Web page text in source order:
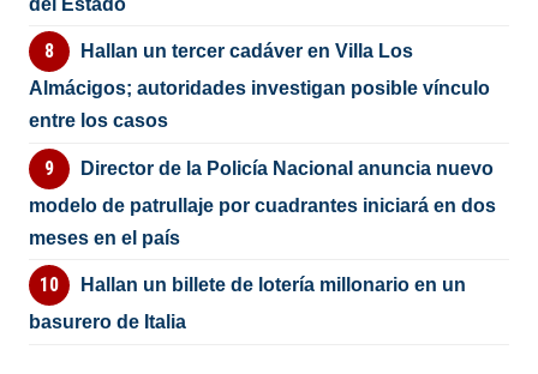
Hallan un tercer cadáver en Villa Los
Almácigos; autoridades investigan posible vínculo
entre los casos
Director de la Policía Nacional anuncia nuevo
modelo de patrullaje por cuadrantes iniciará en dos
meses en el país
Hallan un billete de lotería millonario en un
basurero de Italia